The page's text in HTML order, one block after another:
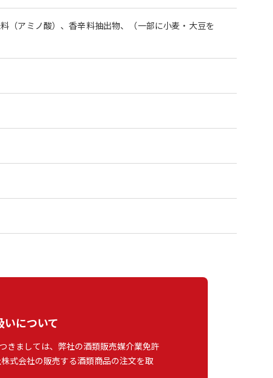
（アミノ酸）、香辛料抽出物、（一部に小麦・大豆を
について
きましては、弊社の酒類販売媒介業免許
式会社の販売する酒類商品の注文を取